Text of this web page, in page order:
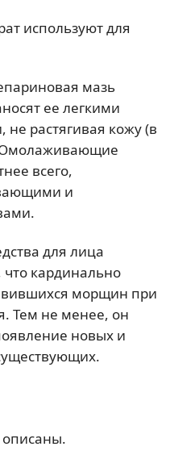
используют для
мазь
ее легкими
растягивая кожу (в
Омолаживающие
всего,
и
для лица
кардинально
морщин при
Тем не менее, он
новых и
описаны.